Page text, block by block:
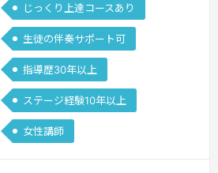
じっくり上達コースあり
生徒の伴奏サポート可
指導歴30年以上
ステージ経験10年以上
女性講師